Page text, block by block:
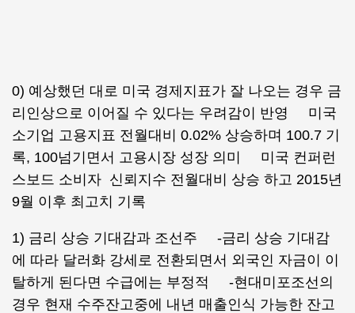
0) 예상했던 대로 미국 경제지표가 잘 나오는 경우 금
리인상으로 이어질 수 있다는 우려감이 반영 미국
소기업 고용지표 전월대비 0.02% 상승하며 100.7 기
록, 100넘기면서 고용시장 성장 의미 미국 컨퍼런
스보드 소비자 신뢰지수 전월대비 상승 하고 2015년
9월 이후 최고치 기록
1) 금리 상승 기대감과 조선주 -금리 상승 기대감
에 따라 달러화 강세로 전환되면서 외국인 자금이 이
탈하게 된다면 수급에는 부정적 -현대미포조선의
경우 현재 수주잔고중에 내년 매출인식 가능한 잔고